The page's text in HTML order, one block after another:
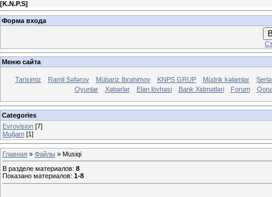
[K.N.P.S]
Форма входа
Меню сайта
Tariximiz Ramil Səfərov Mübariz İbrahimov KNPS GRUP Müdrik kəlamlar
Oyunlar
Xəbərlər Elan lövhəsi Bank Xidmətləri Forum
Categories
Evrovision [7]
Muğam [1]
Главная » Файлы » Musiqi
В разделе материалов: 8
Показано материалов: 1-8